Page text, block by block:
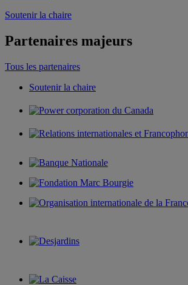
Soutenir la chaire
Partenaires majeurs
Tous les partenaires
Soutenir la chaire